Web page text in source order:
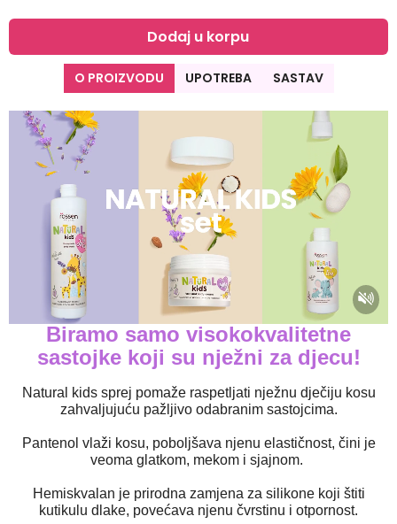
Dodaj u korpu
O PROIZVODU UPOTREBA SASTAV
Biramo samo visokokvalitetne
sastojke koji su nježni za djecu!
Natural kids sprej pomaže raspetljati nježnu dječiju kosu
zahvaljujuću pažljivo odabranim sastojcima.
Pantenol vlaži kosu, poboljšava njenu elastičnost, čini je
veoma glatkom, mekom i sjajnom.
Hemiskvalan je prirodna zamjena za silikone koji štiti
kutikulu dlake, povećava njenu čvrstinu i otpornost.